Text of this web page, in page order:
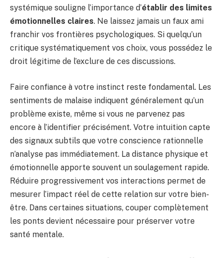
systémique souligne l’importance d’établir des limites
émotionnelles claires. Ne laissez jamais un faux ami
franchir vos frontières psychologiques. Si quelqu’un
critique systématiquement vos choix, vous possédez le
droit légitime de l’exclure de ces discussions.
Faire confiance à votre instinct reste fondamental. Les
sentiments de malaise indiquent généralement qu’un
problème existe, même si vous ne parvenez pas
encore à l’identifier précisément. Votre intuition capte
des signaux subtils que votre conscience rationnelle
n’analyse pas immédiatement. La distance physique et
émotionnelle apporte souvent un soulagement rapide.
Réduire progressivement vos interactions permet de
mesurer l’impact réel de cette relation sur votre bien-
être. Dans certaines situations, couper complètement
les ponts devient nécessaire pour préserver votre
santé mentale.